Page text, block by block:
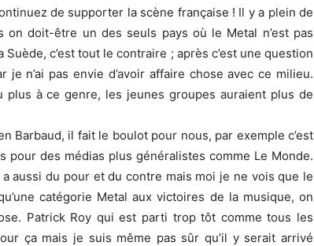
de supporter la scène française ! Il y a plein de
doit-être un des seuls pays où le Metal n’est pas
c’est tout le contraire ; après c’est une question
n’ai pas envie d’avoir affaire chose avec ce milieu.
plus à ce genre, les jeunes groupes auraient plus de
Barbaud, il fait le boulot pour nous, par exemple c’est
pour des médias plus généralistes comme Le Monde.
aussi du pour et du contre mais moi je ne vois que le
catégorie Metal aux victoires de la musique, on
Patrick Roy qui est parti trop tôt comme tous les
ça mais je suis même pas sûr qu’il y serait arrivé